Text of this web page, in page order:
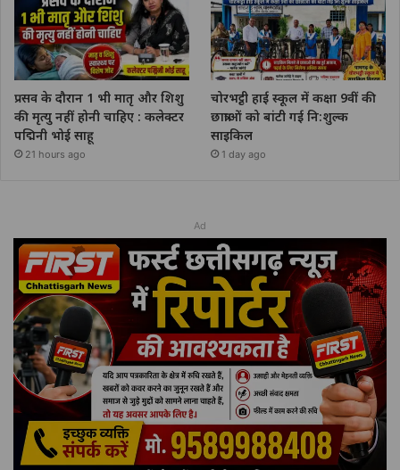
प्रसव के दौरान 1 भी मातृ और शिशु
की मृत्यु नहीं होनी चाहिए : कलेक्टर
पद्मिनी भोई साहू
21 hours ago
चोरभट्ठी हाई स्कूल में कक्षा 9वीं की
छात्राओं को बांटी गई नि:शुल्क
साइकिल
1 day ago
Ad